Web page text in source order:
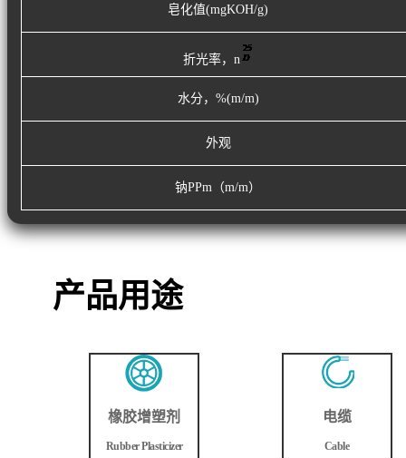
皂化值(mgKOH/g)
折光率，n
水分，%(m/m)
外观
钠PPm（m/m）
产品用途
橡胶增塑剂
Rubber Plasticizer
电缆
Cable